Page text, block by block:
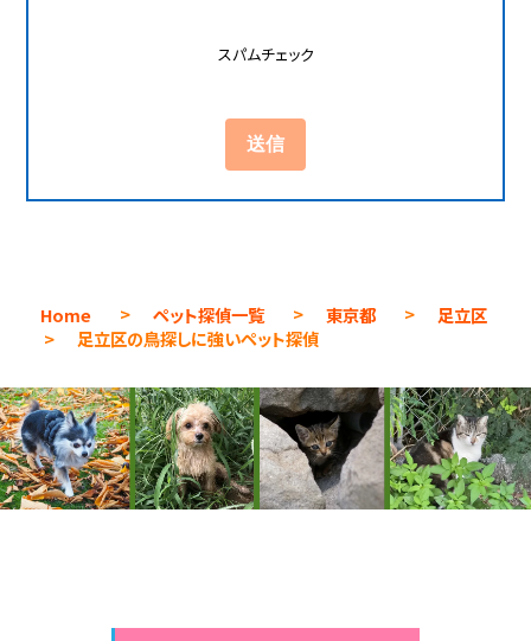
スパムチェック
Home > ペット探偵一覧 > 東京都 >
足立区
>
足立区の鳥探しに強いペット探偵